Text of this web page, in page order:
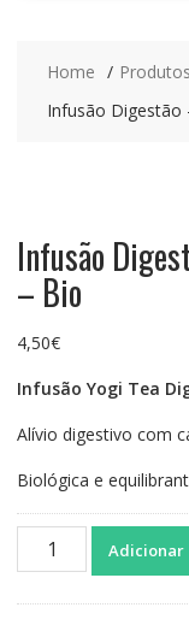
Home
Produtos
Infusão Digestão
Infusão
– Bio
4,50€
Infusão Yogi Tea
Alívio digestivo com
Biológica e
Quantidade
Adicionar